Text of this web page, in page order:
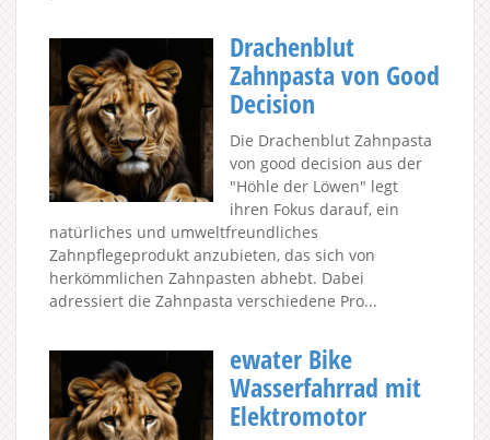
Drachenblut
Zahnpasta von Good
Decision
Die Drachenblut Zahnpasta
von good decision aus der
"Höhle der Löwen" legt
ihren Fokus darauf, ein
natürliches und umweltfreundliches
Zahnpflegeprodukt anzubieten, das sich von
herkömmlichen Zahnpasten abhebt. Dabei
adressiert die Zahnpasta verschiedene Pro...
ewater Bike
Wasserfahrrad mit
Elektromotor